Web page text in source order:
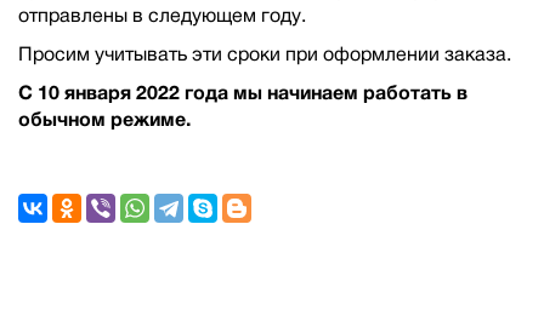
отправлены в следующем году.
Просим учитывать эти сроки при оформлении заказа.
С 10 января 2022 года мы начинаем работать в
обычном режиме.